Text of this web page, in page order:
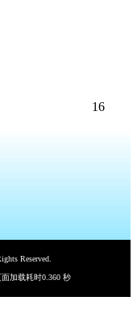
16
Reserved.
加载耗时0.360 秒